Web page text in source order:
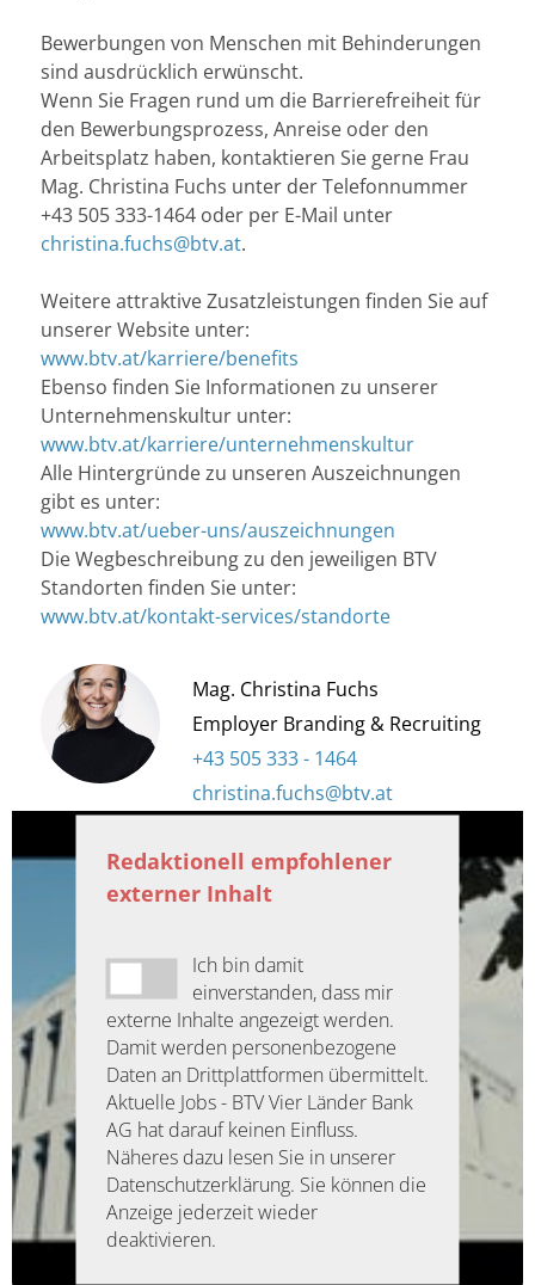
Bewerbungen von Menschen mit Behinderungen
sind ausdrücklich erwünscht.
Wenn Sie Fragen rund um die Barrierefreiheit für
den Bewerbungsprozess, Anreise oder den
Arbeitsplatz haben, kontaktieren Sie gerne Frau
Mag. Christina Fuchs unter der Telefonnummer
+43 505 333-1464 oder per E-Mail unter
christina.fuchs@btv.at.
Weitere attraktive Zusatzleistungen finden Sie auf
unserer Website unter:
www.btv.at/karriere/benefits
Ebenso finden Sie Informationen zu unserer
Unternehmenskultur unter:
www.btv.at/karriere/unternehmenskultur
Alle Hintergründe zu unseren Auszeichnungen
gibt es unter:
www.btv.at/ueber-uns/auszeichnungen
Die Wegbeschreibung zu den jeweiligen BTV
Standorten finden Sie unter:
www.btv.at/kontakt-services/standorte
Mag. Christina Fuchs
Employer Branding & Recruiting
+43 505 333 - 1464
christina.fuchs@btv.at
Redaktionell empfohlener
externer Inhalt
Ich bin damit
einverstanden, dass mir
externe Inhalte angezeigt werden.
Damit werden personenbezogene
Daten an Drittplattformen übermittelt.
Aktuelle Jobs - BTV Vier Länder Bank
AG hat darauf keinen Einfluss.
Näheres dazu lesen Sie in unserer
Datenschutzerklärung. Sie können die
Anzeige jederzeit wieder
deaktivieren.